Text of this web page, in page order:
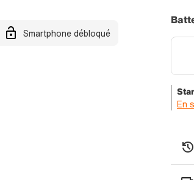
Smartphone débloqué
En